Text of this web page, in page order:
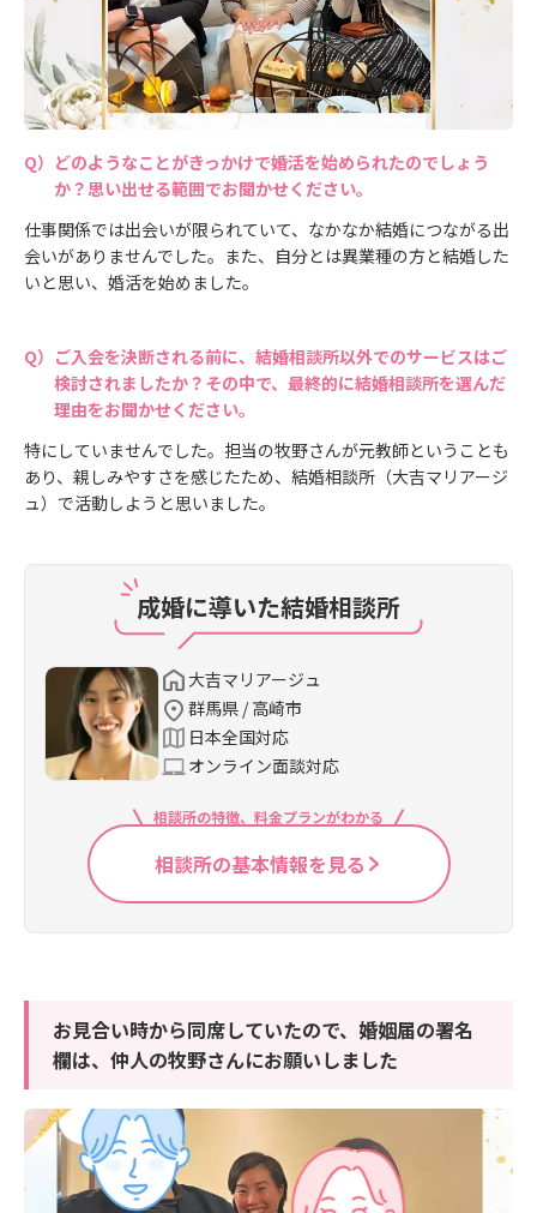
どのようなことがきっかけで婚活を始められたのでしょう
か？思い出せる範囲でお聞かせください。
仕事関係では出会いが限られていて、なかなか結婚につながる出
会いがありませんでした。また、自分とは異業種の方と結婚した
いと思い、婚活を始めました。
ご入会を決断される前に、結婚相談所以外でのサービスはご
検討されましたか？その中で、最終的に結婚相談所を選んだ
理由をお聞かせください。
特にしていませんでした。担当の牧野さんが元教師ということも
あり、親しみやすさを感じたため、結婚相談所（大吉マリアージ
ュ）で活動しようと思いました。
成婚に導いた結婚相談所
大吉マリアージュ
群馬県 / 高崎市
日本全国対応
オンライン面談対応
相談所の特徴、料金プランがわかる
相談所の基本情報を見る
お見合い時から同席していたので、婚姻届の署名
欄は、仲人の牧野さんにお願いしました